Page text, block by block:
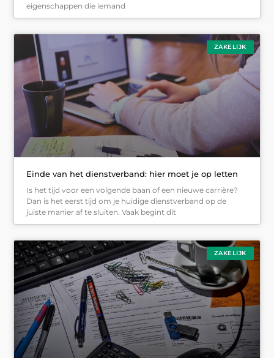
eigenschappen die iemand
ZAKELIJK
Einde van het dienstverband: hier moet je op letten
Is het tijd voor een volgende baan of een nieuwe carrière?
Dan is het eerst tijd om je huidige dienstverband op de
juiste manier af te sluiten. Vaak begint dit
ZAKELIJK